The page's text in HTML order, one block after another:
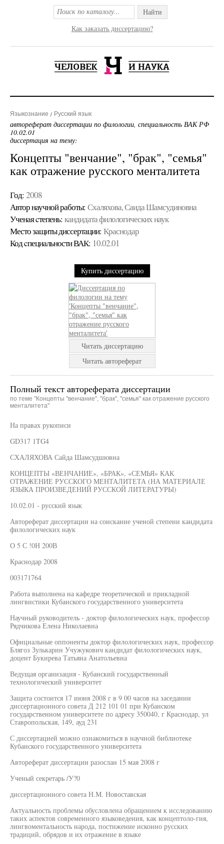
Найти
Как заказать диссертацию?
Языкознание Русский язык
автореферат диссертации по филологии, специальность ВАК РФ
10.02.01
диссертация на тему:
Концепты "венчание", "брак", "семья"
как отражение русского менталитета
Год: 2008
Автор научной работы: Схаляхова, Саида Шамсудиновна
Ученая cтепень: кандидата филологических наук
Место защиты диссертации: Краснодар
Код cпециальности ВАК: 10.02.01
Купить диссертацию
Читать диссертацию
Читать автореферат
Полный текст автореферата диссертации
по теме "Концепты "венчание", "брак", "семья" как отражение русского
менталитета"
На правах рукописи
GD317 1TG4
СХАЛЯХОВА Сайда Шамсудшювна
КОНЦЕПТЫ «ВЕНЧАНИЕ», «БРАК», «СЕМЬЯ» КАК
ОТРАЖЕНИЕ РУССКОГО МЕНТАЛИТЕТА (НА МАТЕРИАЛЕ
ЯЗЫКА ПРОИЗВЕДЕНИЙ РУССКОЙ ЛИТЕРАТУРЫ)
10.02.01 - русский язык
Автореферат диссертации на соискание ученой степени кандидата
филологических наук
О 5 С !0Н 200В
Краснодар 2008
003171764
Работа выполнена на кафедре теоретической и прикладной
лингвистики Кубанского государственного университета
Научный руководитель - доктор филологических наук, профессор
Рядчикова Елена Николаевна
Официальные оппоненты доктор филологических наук, профессор
Блягоз Зулькарин Учужукович кандидат филологических наук,
доцент Букирева Татьяна Анатольевна
Ведущая организация - Кубанский государственный
технологический университет
Защита состоится 17 июня 2008 г в 9 00 часов на заседании
диссертационного совета Д 212 101 01 при Кубанском
государственном университете по адресу 350040, г Краснодар, ул
Ставропольская, 149, ауд 231
С диссертацией можно ознакомиться в научной библиотеке
Кубанского государственного университета
Автореферат диссертации разослан 15 мая 2008 г
Ученый секретарь /У?0
диссертационного совета Н.М. Новоставская
Актуальность проблемы обусловлена обращением к исследованию
таких аспектов современного языковедения, как концептоло-гия,
лингвоментальность народа, постижение исконно русских
традиций, обрядов и их отражение в языке